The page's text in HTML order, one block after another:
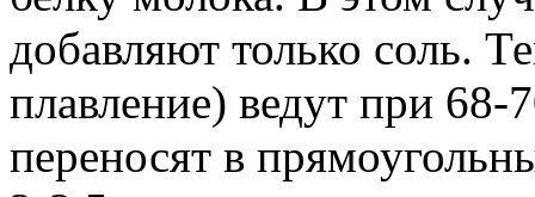
добавляют только соль.
плавление) ведут при
переносят в